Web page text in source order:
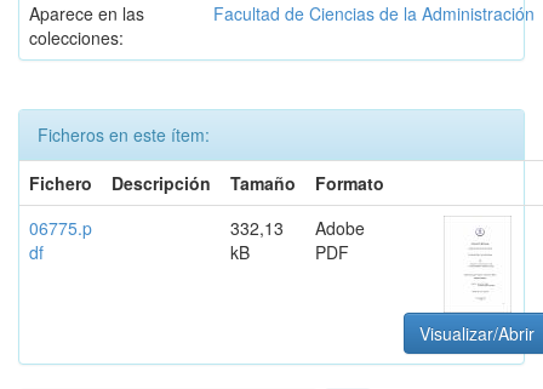
Aparece en las
colecciones:
Facultad de Ciencias de la Administración
Ficheros en este ítem:
Fichero
Descripción Tamaño
Formato
06775.p
df
332,13
kB
Adobe
PDF
Visualizar/Abrir